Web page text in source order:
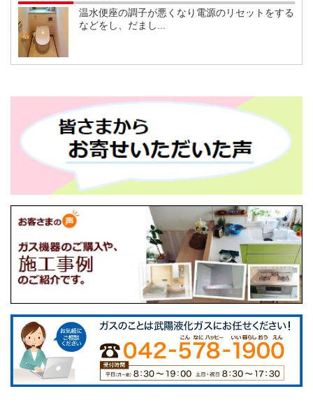
温水便座の調子が悪くなり電源のリセットをする
などをし、だまし...